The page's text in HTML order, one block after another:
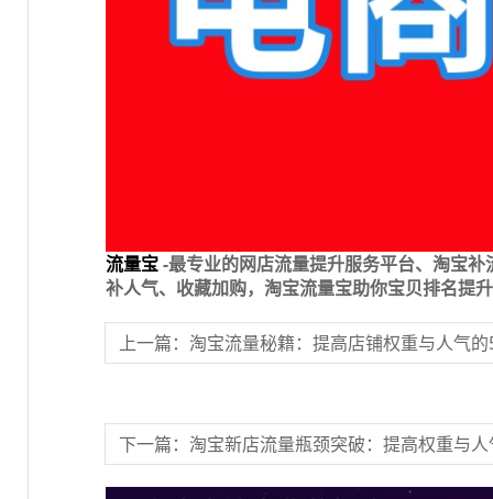
流量宝-最专业的网店流量提升服务平台、淘宝
补人气、收藏加购，淘宝流量宝助你宝贝排名提
上一篇：淘宝流量秘籍：提高店铺权重与人气
下一篇：淘宝新店流量瓶颈突破：提高权重与